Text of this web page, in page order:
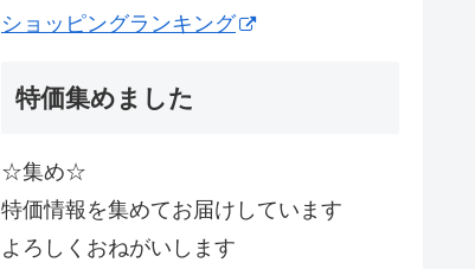
ショッピングランキング
特価集めました
☆集め☆
特価情報を集めてお届けしています
よろしくおねがいします